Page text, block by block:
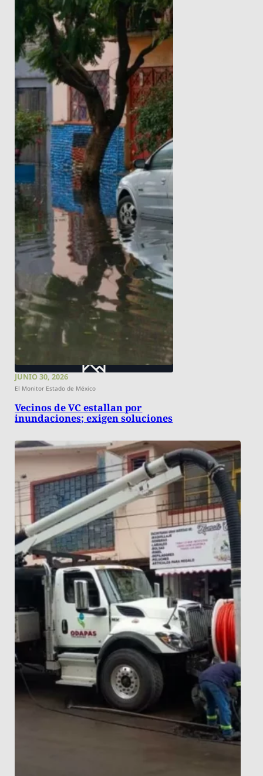
JUNIO 30, 2026
El Monitor Estado de México
Vecinos de VC estallan por
inundaciones; exigen soluciones